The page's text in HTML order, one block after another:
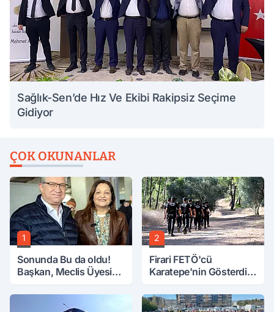
Sağlık-Sen’de Hız Ve Ekibi Rakipsiz Seçime
Gidiyor
ÇOK OKUNANLAR
1
Sonunda Bu da oldu!
Başkan, Meclis Üyesini
Attırdı
2
Firari FETÖ'cü
Karatepe'nin Gösterdiği
Aranıyor